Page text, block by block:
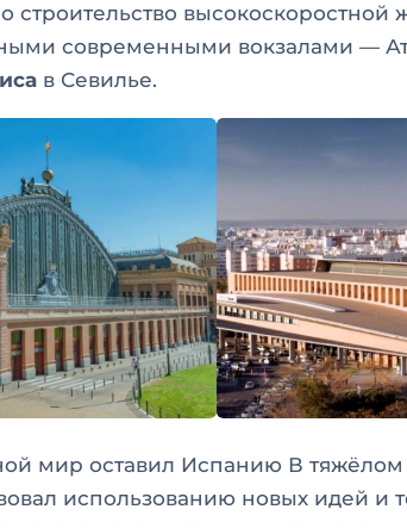
строительство
современными вокзалами —
в Севилье.
мир оставил Испанию В
использованию новых идей и